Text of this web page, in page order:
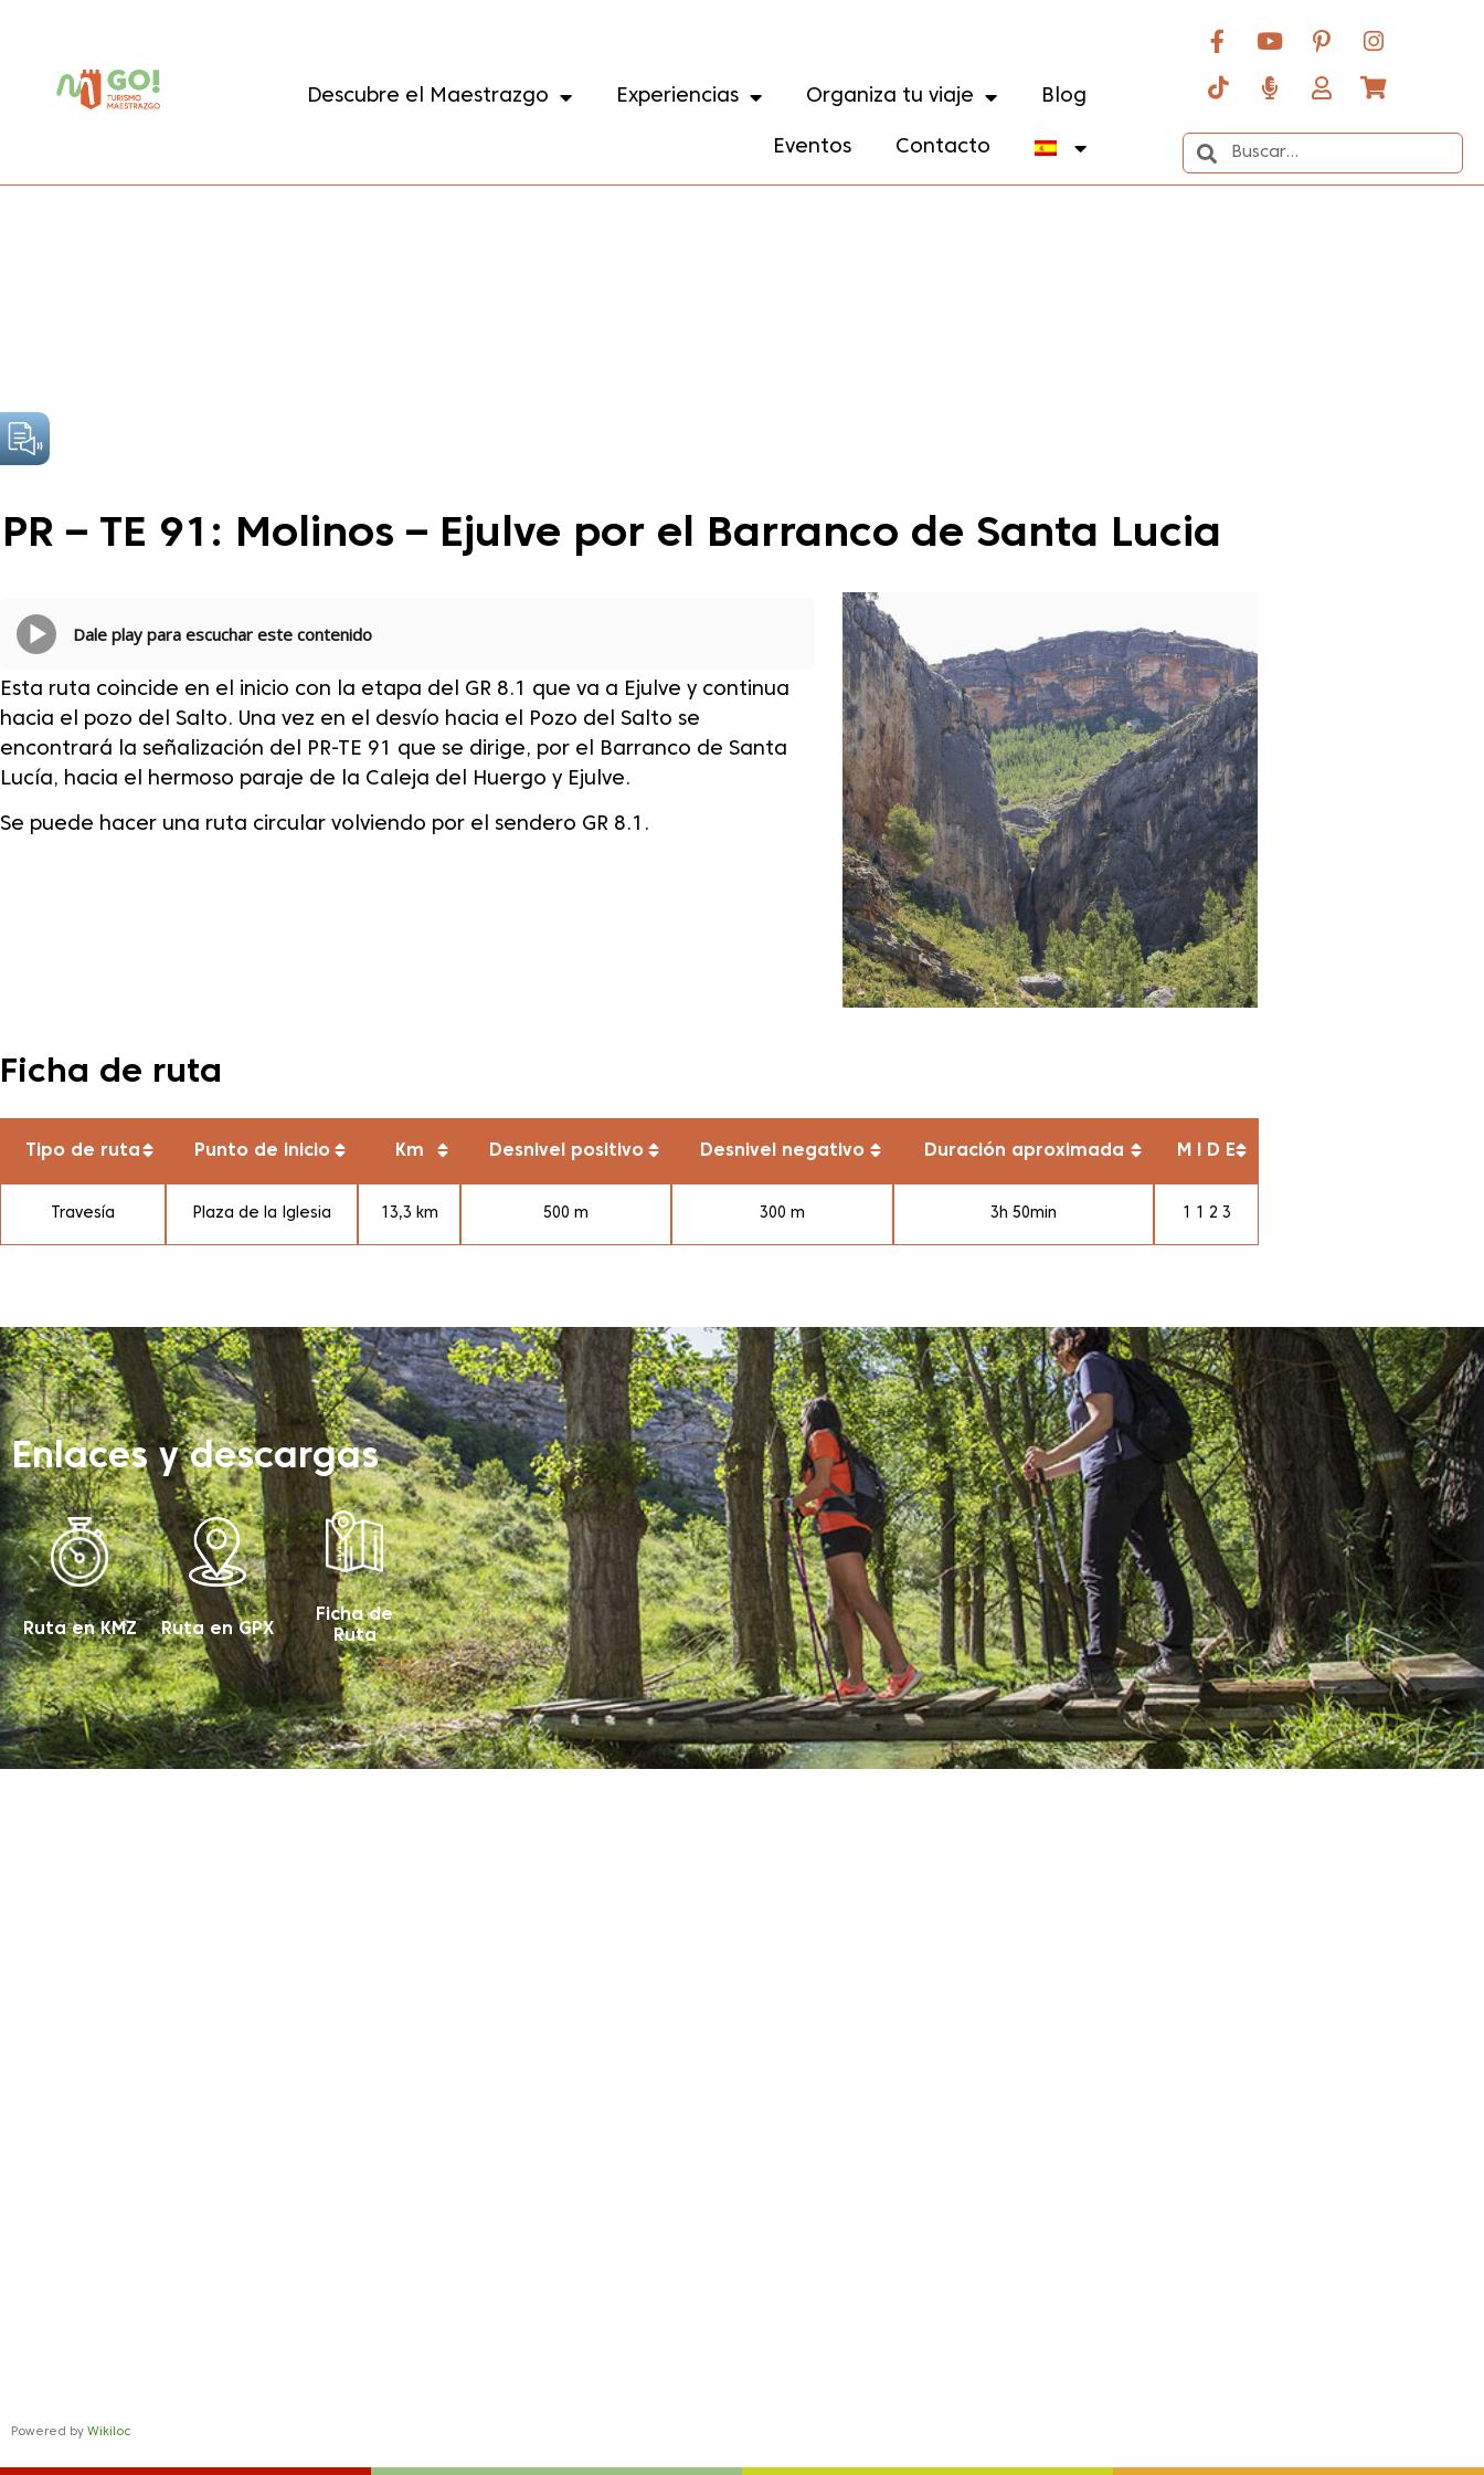
Descubre el Maestrazgo Experiencias Organiza tu viaje Blog
Eventos Contacto
PR – TE 91: Molinos – Ejulve por el Barranco de Santa Lucia
Dale play para escuchar este contenido
Esta ruta coincide en el inicio con la etapa del GR 8.1 que va a Ejulve y continua
hacia el pozo del Salto. Una vez en el desvío hacia el Pozo del Salto se
encontrará la señalización del PR-TE 91 que se dirige, por el Barranco de Santa
Lucía, hacia el hermoso paraje de la Caleja del Huergo y Ejulve.
Se puede hacer una ruta circular volviendo por el sendero GR 8.1.
Ficha de ruta
Tipo de ruta Punto de inicio Km Desnivel positivo Desnivel negativo Duración aproximada M I D E
Travesía Plaza de la Iglesia 13,3 km 500 m 300 m 3h 50min 1 1 2 3
Enlaces y descargas
Ruta en KMZ Ruta en GPX
Ficha de
Ruta
Powered by Wikiloc